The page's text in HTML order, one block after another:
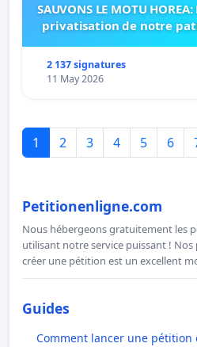
SAUVONS LE MOTU
privatisation de notre
2 137 signatures
11 May 2026
1 2 3 4 5 6
Petitionenligne.com
Nous hébergeons gratuitement les
utilisant notre service puissant !
créer une pétition est un excellent
Guides
Comment lancer une pétition